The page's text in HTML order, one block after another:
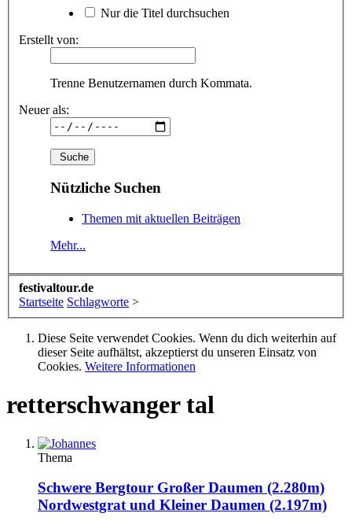
Nur die Titel durchsuchen
Erstellt von:
Trenne Benutzernamen durch Kommata.
Neuer als:
Nützliche Suchen
Themen mit aktuellen Beiträgen
Mehr...
festivaltour.de
Startseite Schlagworte >
Diese Seite verwendet Cookies. Wenn du dich weiterhin auf
dieser Seite aufhältst, akzeptierst du unseren Einsatz von
Cookies. Weitere Informationen
retterschwanger tal
Thema
Schwere Bergtour Großer Daumen (2.280m)
Nordwestgrat und Kleiner Daumen (2.197m)